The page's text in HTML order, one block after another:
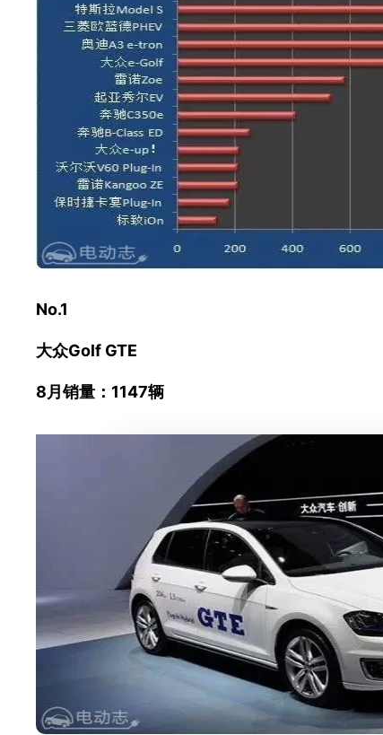
No.1
大众Golf GTE
8月销量：1147辆